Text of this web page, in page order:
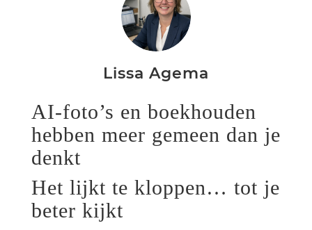
Lissa Agema
AI-foto’s en boekhouden
hebben meer gemeen dan je
denkt
Het lijkt te kloppen… tot je
beter kijkt